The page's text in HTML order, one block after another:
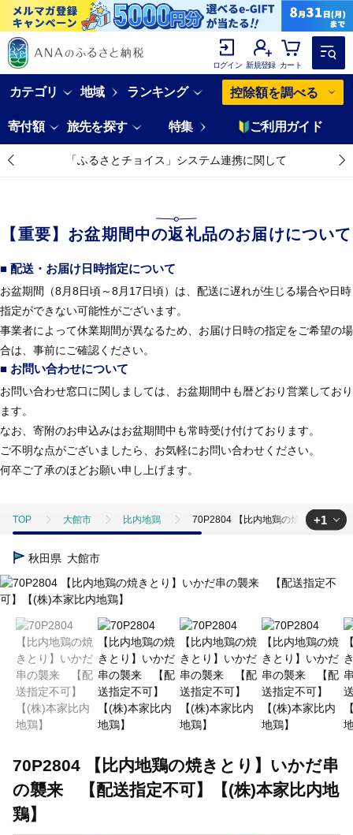
ログイン 新規登録 カート
カテゴリ 地域 ランキング 控除額を調べる
寄付額 旅先を探す 特集 ご利用ガイド
「ふるさとチョイス」システム連携に関して
【重要】お盆期間中の返礼品のお届けについて
■ 配送・お届け日時指定について
お盆期間（8月8日頃～8月17日頃）は、配送に遅れが生じる場合や日時
指定ができない可能性がございます。
事業者によって休業期間が異なるため、お届け日時の指定をご希望の場
合は、事前にご確認ください。
■ お問い合わせについて
お問い合わせ窓口に関しましては、お盆期間中も暦どおり営業しており
ます。
なお、寄附のお申込みはお盆期間中も常時受け付けております。
ご不明な点がございましたら、お気軽にお問い合わせください。
何卒ご了承のほどお願い申し上げます。
TOP 大館市 比内地鶏 70P2804 【比内地鶏の焼きとり】
TOP
+1
秋田県 大館市
70P2804 【比内地鶏の焼きとり】いかだ串
の襲来 【配送指定不可】【(株)本家比内地
鶏】